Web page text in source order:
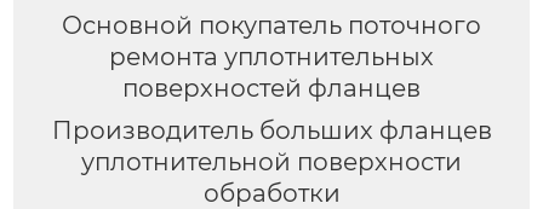
Основной покупатель поточного
ремонта уплотнительных
поверхностей фланцев
Производитель больших фланцев
уплотнительной поверхности
обработки